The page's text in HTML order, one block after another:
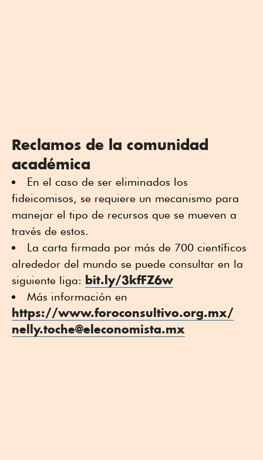
Reclamos de la comunidad
académica
En el caso de ser eliminados los
fideicomisos, se requiere un mecanismo para
manejar el tipo de recursos que se mueven a
través de estos.
La carta firmada por más de 700 científicos
alrededor del mundo se puede consultar en la
siguiente liga: bit.ly/3kfFZ6w
Más información en
https://www.foroconsultivo.org.mx/
nelly.toche@eleconomista.mx